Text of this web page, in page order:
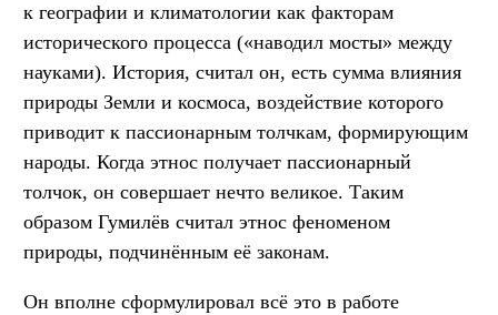
к географии и климатологии как факторам
исторического процесса («наводил мосты» между
науками). История, считал он, есть сумма влияния
природы Земли и космоса, воздействие которого
приводит к пассионарным толчкам, формирующим
народы. Когда этнос получает пассионарный
толчок, он совершает нечто великое. Таким
образом Гумилёв считал этнос феноменом
природы, подчинённым её законам.
Он вполне сформулировал всё это в работе